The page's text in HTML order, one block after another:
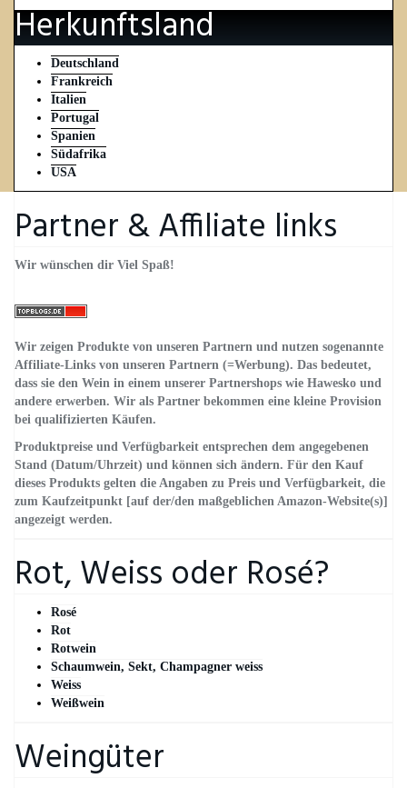
Herkunftsland
Deutschland
Frankreich
Italien
Portugal
Spanien
Südafrika
USA
Partner & Affiliate links
Wir wünschen dir Viel Spaß!
Wir zeigen Produkte von unseren Partnern und nutzen sogenannte
Affiliate-Links von unseren Partnern (=Werbung). Das bedeutet,
dass sie den Wein in einem unserer Partnershops wie Hawesko und
andere erwerben. Wir als Partner bekommen eine kleine Provision
bei qualifizierten Käufen.
Produktpreise und Verfügbarkeit entsprechen dem angegebenen
Stand (Datum/Uhrzeit) und können sich ändern. Für den Kauf
dieses Produkts gelten die Angaben zu Preis und Verfügbarkeit, die
zum Kaufzeitpunkt [auf der/den maßgeblichen Amazon-Website(s)]
angezeigt werden.
Rot, Weiss oder Rosé?
Rosé
Rot
Rotwein
Schaumwein, Sekt, Champagner weiss
Weiss
Weißwein
Weingüter